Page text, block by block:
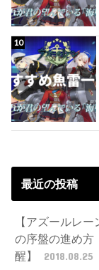
最近の投稿
【アズールレ
の序盤の進め方
醒】
2018.08.25